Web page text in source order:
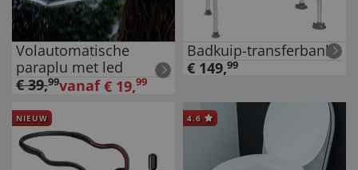
Volautomatische
paraplu met led
€39,99vanaf € 19,99
Badkuip-transferbank
€ 149,99
NIEUW 4.6